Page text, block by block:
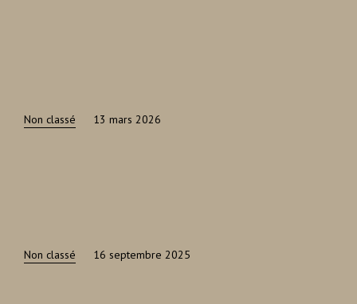
Non classé 13 mars 2026
Non classé 16 septembre 2025